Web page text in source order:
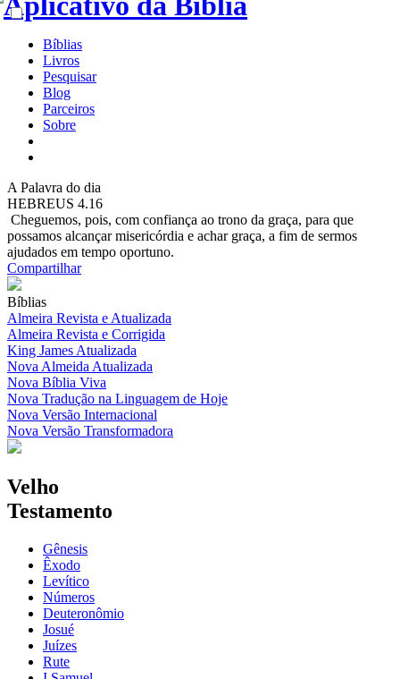
Bíblias
Livros
Pesquisar
Blog
Parceiros
Sobre
A Palavra do dia
HEBREUS 4.16
Cheguemos, pois, com confiança ao trono da graça, para que
possamos alcançar misericórdia e achar graça, a fim de sermos
ajudados em tempo oportuno.
Compartilhar
Bíblias
Almeira Revista e Atualizada
Almeira Revista e Corrigida
King James Atualizada
Nova Almeida Atualizada
Nova Bíblia Viva
Nova Tradução na Linguagem de Hoje
Nova Versão Internacional
Nova Versão Transformadora
Velho
Testamento
Gênesis
Êxodo
Levítico
Números
Deuteronômio
Josué
Juízes
Rute